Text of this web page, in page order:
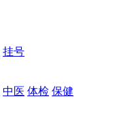
挂号
中医 体检 保健